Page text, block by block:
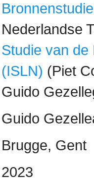
Bronnenstudie
Nederlandse
Studie van de
(ISLN) (Piet
Guido
Guido
Brugge, Gent
2023